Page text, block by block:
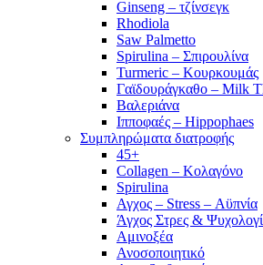
Ginseng – τζίνσεγκ
Rhodiola
Saw Palmetto
Spirulina – Σπιρουλίνα
Turmeric – Κουρκουμάς
Γαϊδουράγκαθο – Milk
Βαλεριάνα
Ιπποφαές – Hippophaes
Συμπληρώματα διατροφής
45+
Collagen – Κολαγόνο
Spirulina
Αγχος – Stress – Αϋπνία
Άγχος Στρες &
Αμινοξέα
Ανοσοποιητικό